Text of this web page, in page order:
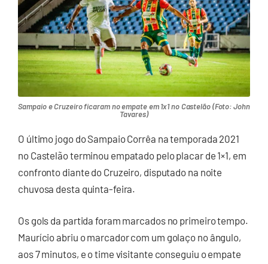
Sampaio e Cruzeiro ficaram no empate em 1x1 no Castelão (Foto: John
Tavares)
O último jogo do Sampaio Corrêa na temporada 2021
no Castelão terminou empatado pelo placar de 1×1, em
confronto diante do Cruzeiro, disputado na noite
chuvosa desta quinta-feira.
Os gols da partida foram marcados no primeiro tempo.
Maurício abriu o marcador com um golaço no ângulo,
aos 7 minutos, e o time visitante conseguiu o empate